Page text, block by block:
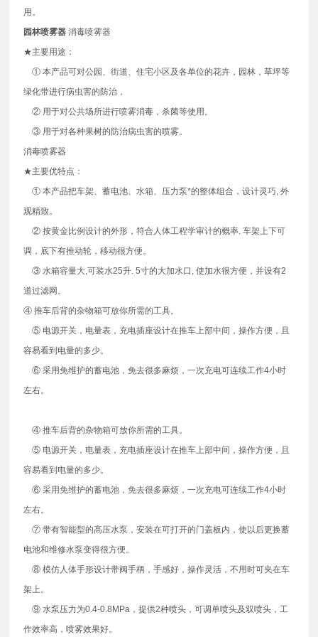
用。
园林喷雾器 消毒喷雾器
★主要用途：
① 本产品可对公园、街道、住宅小区及各单位的花卉，园林，草坪等
绿化带进行病虫害的防治，
② 用于对公共场所进行喷雾消毒，杀菌等使用。
③ 用于对各种果树的防治病虫害的喷雾。
消毒喷雾器
★主要优特点：
① 本产品把车架、蓄电池、水箱、压力泵*的整体组合，设计灵巧, 外
观精致。
② 按黄金比例设计的外形，符合人体工程学审计的概率. 车架上下可
调，底下有推动轮，移动很方便。
③ 水箱容量大,可装水25升. 5寸的大加水口, 使加水很方便，并设有2
道过滤网。
④ 推车后背的杂物箱可放你所需的工具。
⑤ 电源开关，电量表，充电插座设计在推车上部中间，操作方便，且
容易看到电量的多少。
⑥ 采用免维护的蓄电池，免去很多麻烦，一次充电可连续工作4小时
左右。
④ 推车后背的杂物箱可放你所需的工具。
⑤ 电源开关，电量表，充电插座设计在推车上部中间，操作方便，且
容易看到电量的多少。
⑥ 采用免维护的蓄电池，免去很多麻烦，一次充电可连续工作4小时
左右。
⑦ 带有智能型的高压水泵，安装在可打开的门盖板内，使以后更换蓄
电池和维修水泵变得很方便。
⑧ 模仿人体手形设计带阀手柄，手感好，操作灵活，不用时可夹在车
架上。
⑨ 水泵压力为0.4-0.8MPa，提供2种喷头，可调单喷头及双喷头，工
作效率高，喷雾效果好。